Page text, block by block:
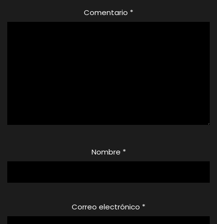
Comentario *
Nombre *
Correo electrónico *